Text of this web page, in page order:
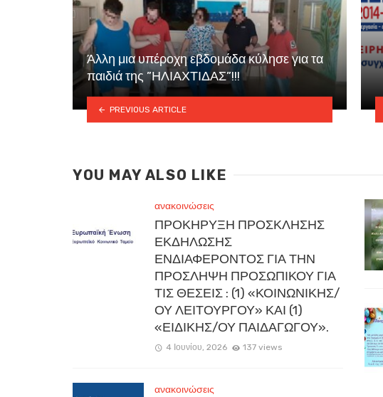
Άλλη μια υπέροχη εβδομάδα κύλησε για τα
παιδιά της ”ΗΛΙΑΧΤΙΔΑΣ”!!!
PREVIOUS ARTICLE
YOU MAY ALSO LIKE
ανακοινώσεις
ΠΡΟΚΗΡΥΞΗ ΠΡΟΣΚΛΗΣΗΣ
ΕΚΔΗΛΩΣΗΣ
ΕΝΔΙΑΦΕΡΟΝΤΟΣ ΓΙΑ ΤΗΝ
ΠΡΟΣΛΗΨΗ ΠΡΟΣΩΠΙΚΟΥ ΓΙΑ
ΤΙΣ ΘΕΣΕΙΣ : (1) «ΚΟΙΝΩΝΙΚΗΣ/
ΟΥ ΛΕΙΤΟΥΡΓΟΥ» ΚΑΙ (1)
«ΕΙΔΙΚΗΣ/ΟΥ ΠΑΙΔΑΓΩΓΟΥ».
4 Ιουνίου, 2026 137 views
ανακοινώσεις